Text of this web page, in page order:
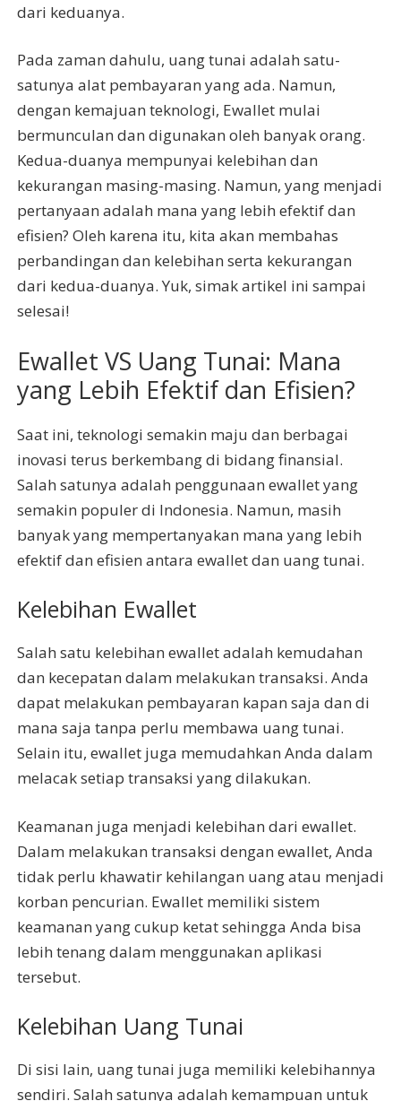
dari keduanya.
Pada zaman dahulu, uang tunai adalah satu-
satunya alat pembayaran yang ada. Namun,
dengan kemajuan teknologi, Ewallet mulai
bermunculan dan digunakan oleh banyak orang.
Kedua-duanya mempunyai kelebihan dan
kekurangan masing-masing. Namun, yang menjadi
pertanyaan adalah mana yang lebih efektif dan
efisien? Oleh karena itu, kita akan membahas
perbandingan dan kelebihan serta kekurangan
dari kedua-duanya. Yuk, simak artikel ini sampai
selesai!
Ewallet VS Uang Tunai: Mana
yang Lebih Efektif dan Efisien?
Saat ini, teknologi semakin maju dan berbagai
inovasi terus berkembang di bidang finansial.
Salah satunya adalah penggunaan ewallet yang
semakin populer di Indonesia. Namun, masih
banyak yang mempertanyakan mana yang lebih
efektif dan efisien antara ewallet dan uang tunai.
Kelebihan Ewallet
Salah satu kelebihan ewallet adalah kemudahan
dan kecepatan dalam melakukan transaksi. Anda
dapat melakukan pembayaran kapan saja dan di
mana saja tanpa perlu membawa uang tunai.
Selain itu, ewallet juga memudahkan Anda dalam
melacak setiap transaksi yang dilakukan.
Keamanan juga menjadi kelebihan dari ewallet.
Dalam melakukan transaksi dengan ewallet, Anda
tidak perlu khawatir kehilangan uang atau menjadi
korban pencurian. Ewallet memiliki sistem
keamanan yang cukup ketat sehingga Anda bisa
lebih tenang dalam menggunakan aplikasi
tersebut.
Kelebihan Uang Tunai
Di sisi lain, uang tunai juga memiliki kelebihannya
sendiri. Salah satunya adalah kemampuan untuk